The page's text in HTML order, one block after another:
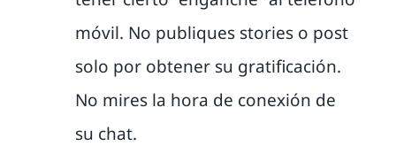
móvil. No publiques stories o post
solo por obtener su gratificación.
No mires la hora de conexión de
su chat.